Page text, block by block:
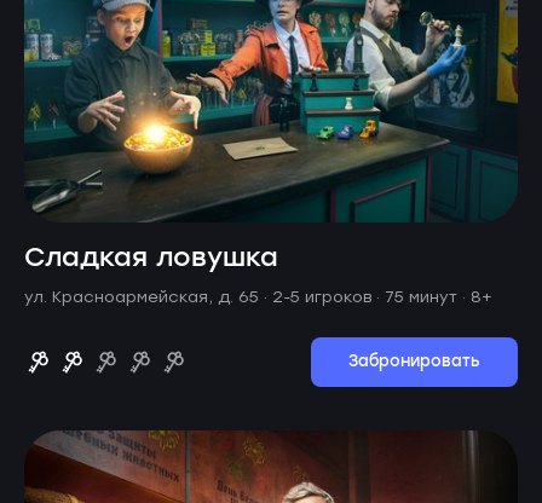
Сладкая ловушка
ул. Красноармейская, д. 65 · 2-5 игроков · 75 минут · 8+
Забронировать